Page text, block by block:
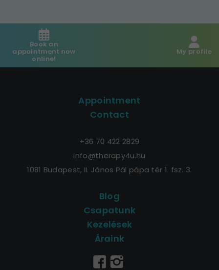
Book an
appointment now
online!
My profile
Appointment
Contact
+36 70 422 2829
info@therapy4u.hu
1081 Budapest, II. János Pál pápa tér 1. fsz. 3.
Blog
Csapatunk
Kezelések
Áraink